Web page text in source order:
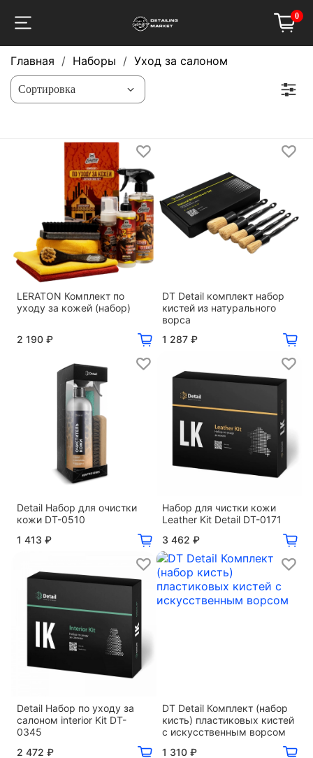
0
Главная Наборы Уход за салоном
LERATON Комплект по
уходу за кожей (набор)
2 190 ₽
DT Detail комплект набор
кистей из натурального
ворса
1 287 ₽
Detail Набор для очистки
кожи DT-0510
1 413 ₽
Набор для чистки кожи
Leather Kit Detail DT-0171
3 462 ₽
Detail Набор по уходу за
салоном interior Kit DT-
0345
2 472 ₽
DT Detail Комплект (набор
кисть) пластиковых кистей
с искусственным ворсом
1 310 ₽